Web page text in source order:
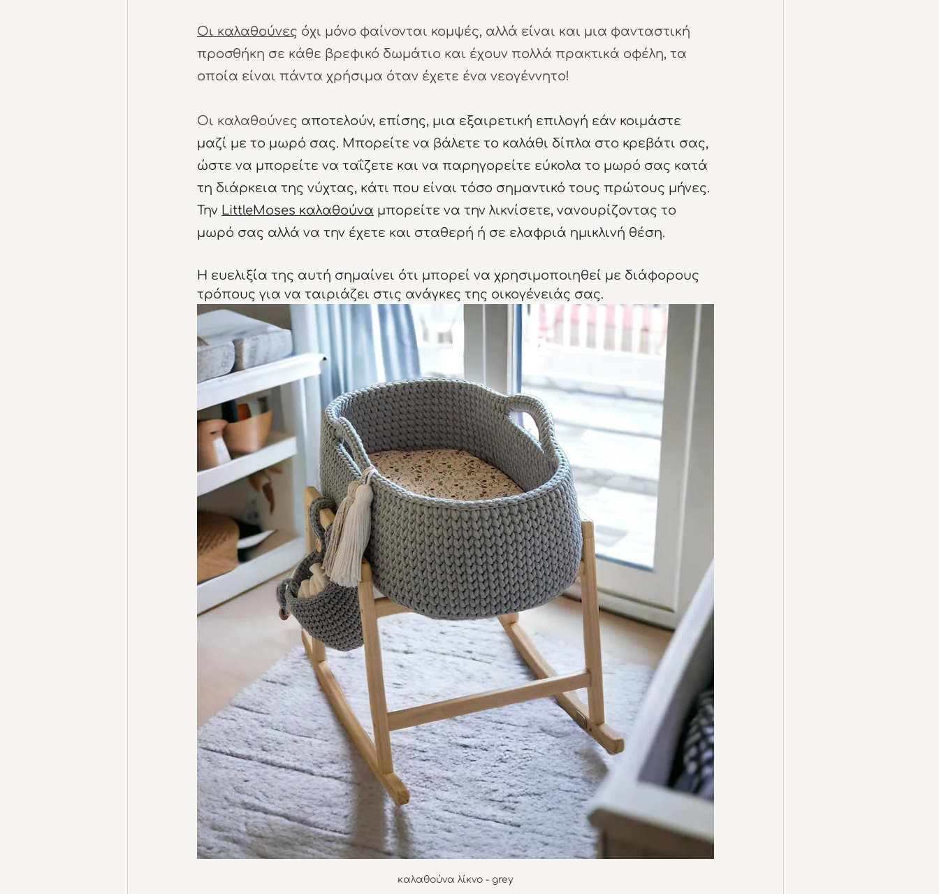
Οι καλαθούνες όχι μόνο φαίνονται κομψές, αλλά είναι και μια φανταστική
προσθήκη σε κάθε βρεφικό δωμάτιο και έχουν πολλά πρακτικά οφέλη, τα
οποία είναι πάντα χρήσιμα όταν έχετε ένα νεογέννητο!
Οι καλαθούνες αποτελούν, επίσης, μια εξαιρετική επιλογή εάν κοιμάστε
μαζί με το μωρό σας. Μπορείτε να βάλετε το καλάθι δίπλα στο κρεβάτι σας,
ώστε να μπορείτε να ταΐζετε και να παρηγορείτε εύκολα το μωρό σας κατά
τη διάρκεια της νύχτας, κάτι που είναι τόσο σημαντικό τους πρώτους μήνες.
Την LittleMoses καλαθούνα μπορείτε να την λικνίσετε, νανουρίζοντας το
μωρό σας αλλά να την έχετε και σταθερή ή σε ελαφριά ημικλινή θέση.
Η ευελιξία της αυτή σημαίνει ότι μπορεί να χρησιμοποιηθεί με διάφορους
τρόπους για να ταιριάζει στις ανάγκες της οικογένειάς σας.
καλαθούνα λίκνο - grey